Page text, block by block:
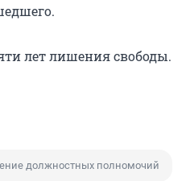
лет лишения свободы.
должностных полномочий